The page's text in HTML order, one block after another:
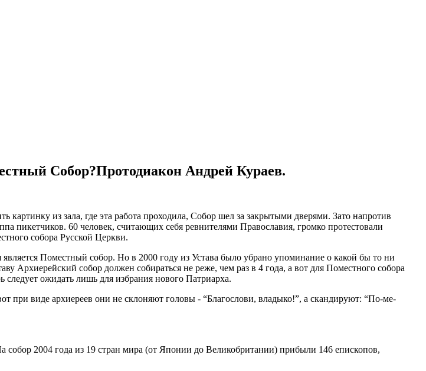
Собор?Протодиакон Андрей Кураев.
из зала, где эта работа проходила, Собор шел за закрытыми дверями. Зато напротив
пикетчиков. 60 человек, считающих себя ревнителями Православия, громко протестовали
собора Русской Церкви.
Поместный собор. Но в 2000 году из Устава было убрано упоминание о какой бы то ни
Архиерейский собор должен собираться не реже, чем раз в 4 года, а вот для Поместного собора
следует ожидать лишь для избрания нового Патриарха.
при виде архиереев они не склоняют головы - “Благослови, владыко!”, а скандируют: “По-ме-
2004 года из 19 стран мира (от Японии до Великобритании) прибыли 146 епископов,